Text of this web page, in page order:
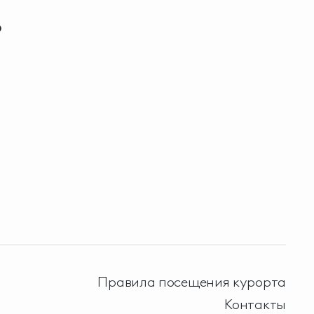
Правила посещения курорта
Контакты